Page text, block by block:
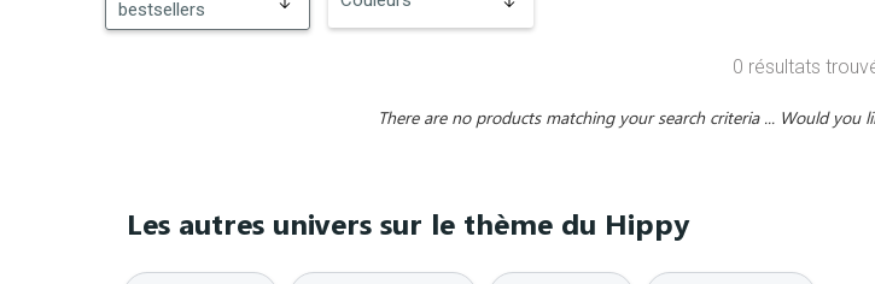
bestsellers
0 résultats
There are no products matching your search criteria ... Would you
Les autres univers sur le thème du Hippy